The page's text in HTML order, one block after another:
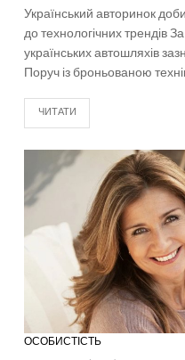
Український авторинок
до технологічних трендів
українських автошляхів
Поруч із броньованою
ЧИТАТИ
ОСОБИСТІСТЬ